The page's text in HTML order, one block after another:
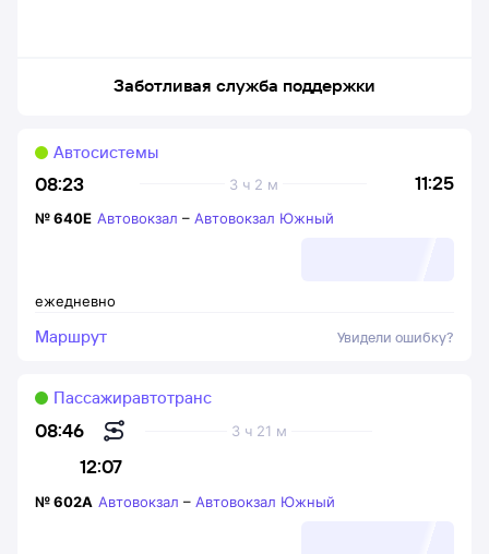
Заботливая служба поддержки
08:23 11:25
3 ч 2 м
Автосистемы
ежедневно
№640Е Автовокзал – Автовокзал Южный
Маршрут Увидели ошибку?
08:46
12:07
3 ч 21 м
Пассажиравтотранс
№602А Автовокзал – Автовокзал Южный